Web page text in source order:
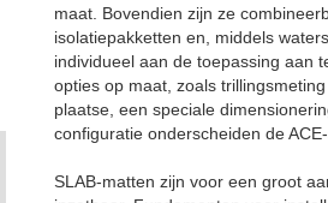
maat. Bovendien zijn ze
isolatiepakketten en, middels
individueel aan de toepassing aan
opties op maat, zoals
plaatse, een speciale
configuratie onderscheiden de
SLAB-matten zijn voor een groot